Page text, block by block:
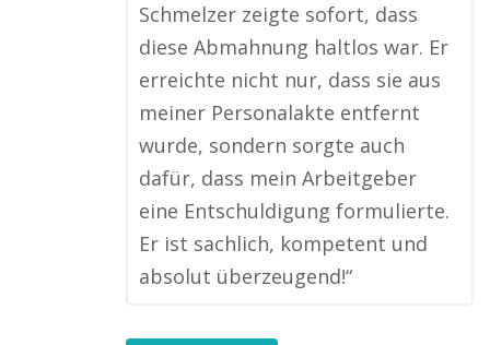
Schmelzer zeigte sofort, dass
diese Abmahnung haltlos war. Er
erreichte nicht nur, dass sie aus
meiner Personalakte entfernt
wurde, sondern sorgte auch
dafür, dass mein Arbeitgeber
eine Entschuldigung formulierte.
Er ist sachlich, kompetent und
absolut überzeugend!“